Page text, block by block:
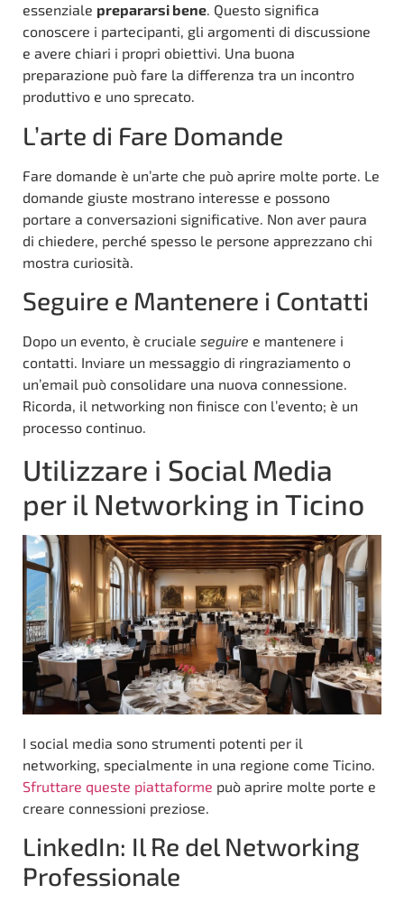
essenziale prepararsi bene. Questo significa
conoscere i partecipanti, gli argomenti di discussione
e avere chiari i propri obiettivi. Una buona
preparazione può fare la differenza tra un incontro
produttivo e uno sprecato.
L’arte di Fare Domande
Fare domande è un’arte che può aprire molte porte. Le
domande giuste mostrano interesse e possono
portare a conversazioni significative. Non aver paura
di chiedere, perché spesso le persone apprezzano chi
mostra curiosità.
Seguire e Mantenere i Contatti
Dopo un evento, è cruciale seguire e mantenere i
contatti. Inviare un messaggio di ringraziamento o
un’email può consolidare una nuova connessione.
Ricorda, il networking non finisce con l’evento; è un
processo continuo.
Utilizzare i Social Media
per il Networking in Ticino
I social media sono strumenti potenti per il
networking, specialmente in una regione come Ticino.
Sfruttare queste piattaforme può aprire molte porte e
creare connessioni preziose.
LinkedIn: Il Re del Networking
Professionale